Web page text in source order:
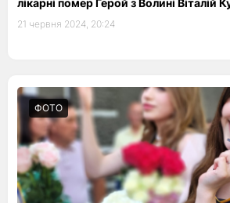
лікарні помер Герой з Волині Віталій
21 червня 2024, 20:24
ФОТО